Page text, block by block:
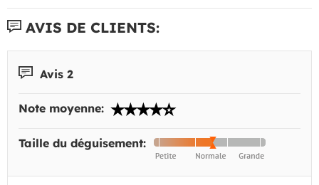
AVIS DE CLIENTS:
Avis 2
Note moyenne:
Taille du déguisement: